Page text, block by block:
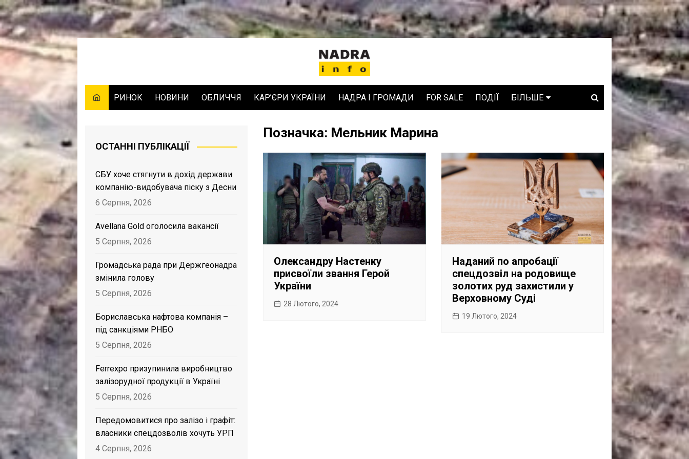
Skip
to
РИНОК НОВИНИ ОБЛИЧЧЯ КАРʼЄРИ УКРАЇНИ НАДРА І ГРОМАДИ FOR SALE ПОДІЇ БІЛЬШЕ
WHO IS WHO
ПРОЗОРІ НАДРА
ГОВОРЯТЬ АСОЦІАЦІЇ
ГОВОРЯТЬ КОМПАНІЇ
КОНФЛІКТНІ НАДРА
САНКЦІЙНІ НАДРА
БЛОГИ
TECHNO
CRITICAL MINERALS
Позначка: Мельник Марина
Олександру Настенку
присвоїли звання Герой
України
28 Лютого, 2024
Наданий по апробації
спецдозвіл на родовище
золотих руд захистили у
Верховному Суді
19 Лютого, 2024
ОСТАННІ ПУБЛІКАЦІЇ
СБУ хоче стягнути в дохід держави
компанію-видобувача піску з Десни
6 Серпня, 2026
Avellana Gold оголосила вакансії
5 Серпня, 2026
Громадська рада при Держгеонадра
змінила голову
5 Серпня, 2026
Бориславська нафтова компанія –
під санкціями РНБО
5 Серпня, 2026
Ferrexpo призупинила виробництво
залізорудної продукції в Україні
5 Серпня, 2026
Передомовитися про залізо і графіт:
власники спецдозволів хочуть УРП
4 Серпня, 2026